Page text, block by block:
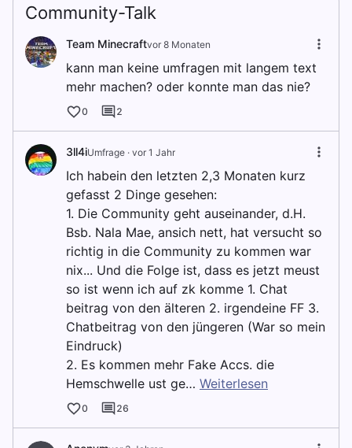
Community-Talk
Team Minecraftvor 8 Monaten
kann man keine umfragen mit langem text
mehr machen? oder konnte man das nie?
0 2
3ll4iUmfrage · vor 1 Jahr
Ich habein den letzten 2,3 Monaten kurz
gefasst 2 Dinge gesehen:
1. Die Community geht auseinander, d.H.
Bsb. Nala Mae, ansich nett, hat versucht so
richtig in die Community zu kommen war
nix... Und die Folge ist, dass es jetzt meust
so ist wenn ich auf zk komme 1. Chat
beitrag von den älteren 2. irgendeine FF 3.
Chatbeitrag von den jüngeren (War so mein
Eindruck)
2. Es kommen mehr Fake Accs. die
Hemschwelle ust ge… Weiterlesen
0 26